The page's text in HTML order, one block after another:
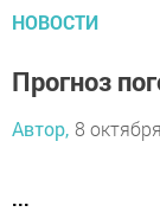
НОВОСТИ
Прогноз
Автор, 8
...